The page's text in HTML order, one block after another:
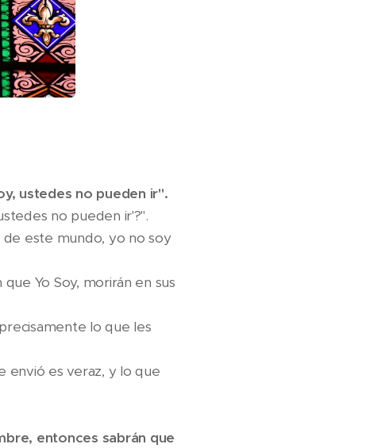
ustedes no pueden ir".
no pueden ir'?".
de este mundo, yo no soy
Yo Soy, morirán en sus
lo que les
envió es veraz, y lo que
entonces sabrán que